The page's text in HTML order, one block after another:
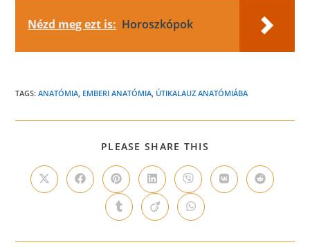
Nézd meg ezt is: Horoszkópok
TAGS:ANATÓMIA, EMBERI ANATÓMIA, ÚTIKALAUZ ANATÓMIÁBA
PLEASE SHARE THIS
CONTENT
Opens
in
Opens
in
window
Opens
in
a
new
window
Opens
in
a
new
window
Opens
in
a
new
window
Opens
in
Opens
in
Opens
in
new
Opens
in
new
Opens
in
new